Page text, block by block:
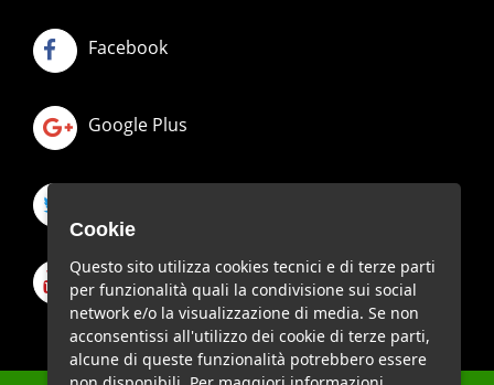
Facebook
Google Plus
Youtube
Cookie
Questo sito utilizza cookies tecnici e di terze parti
per funzionalità quali la condivisione sui social
network e/o la visualizzazione di media. Se non
acconsentissi all'utilizzo dei cookie di terze parti,
alcune di queste funzionalità potrebbero essere